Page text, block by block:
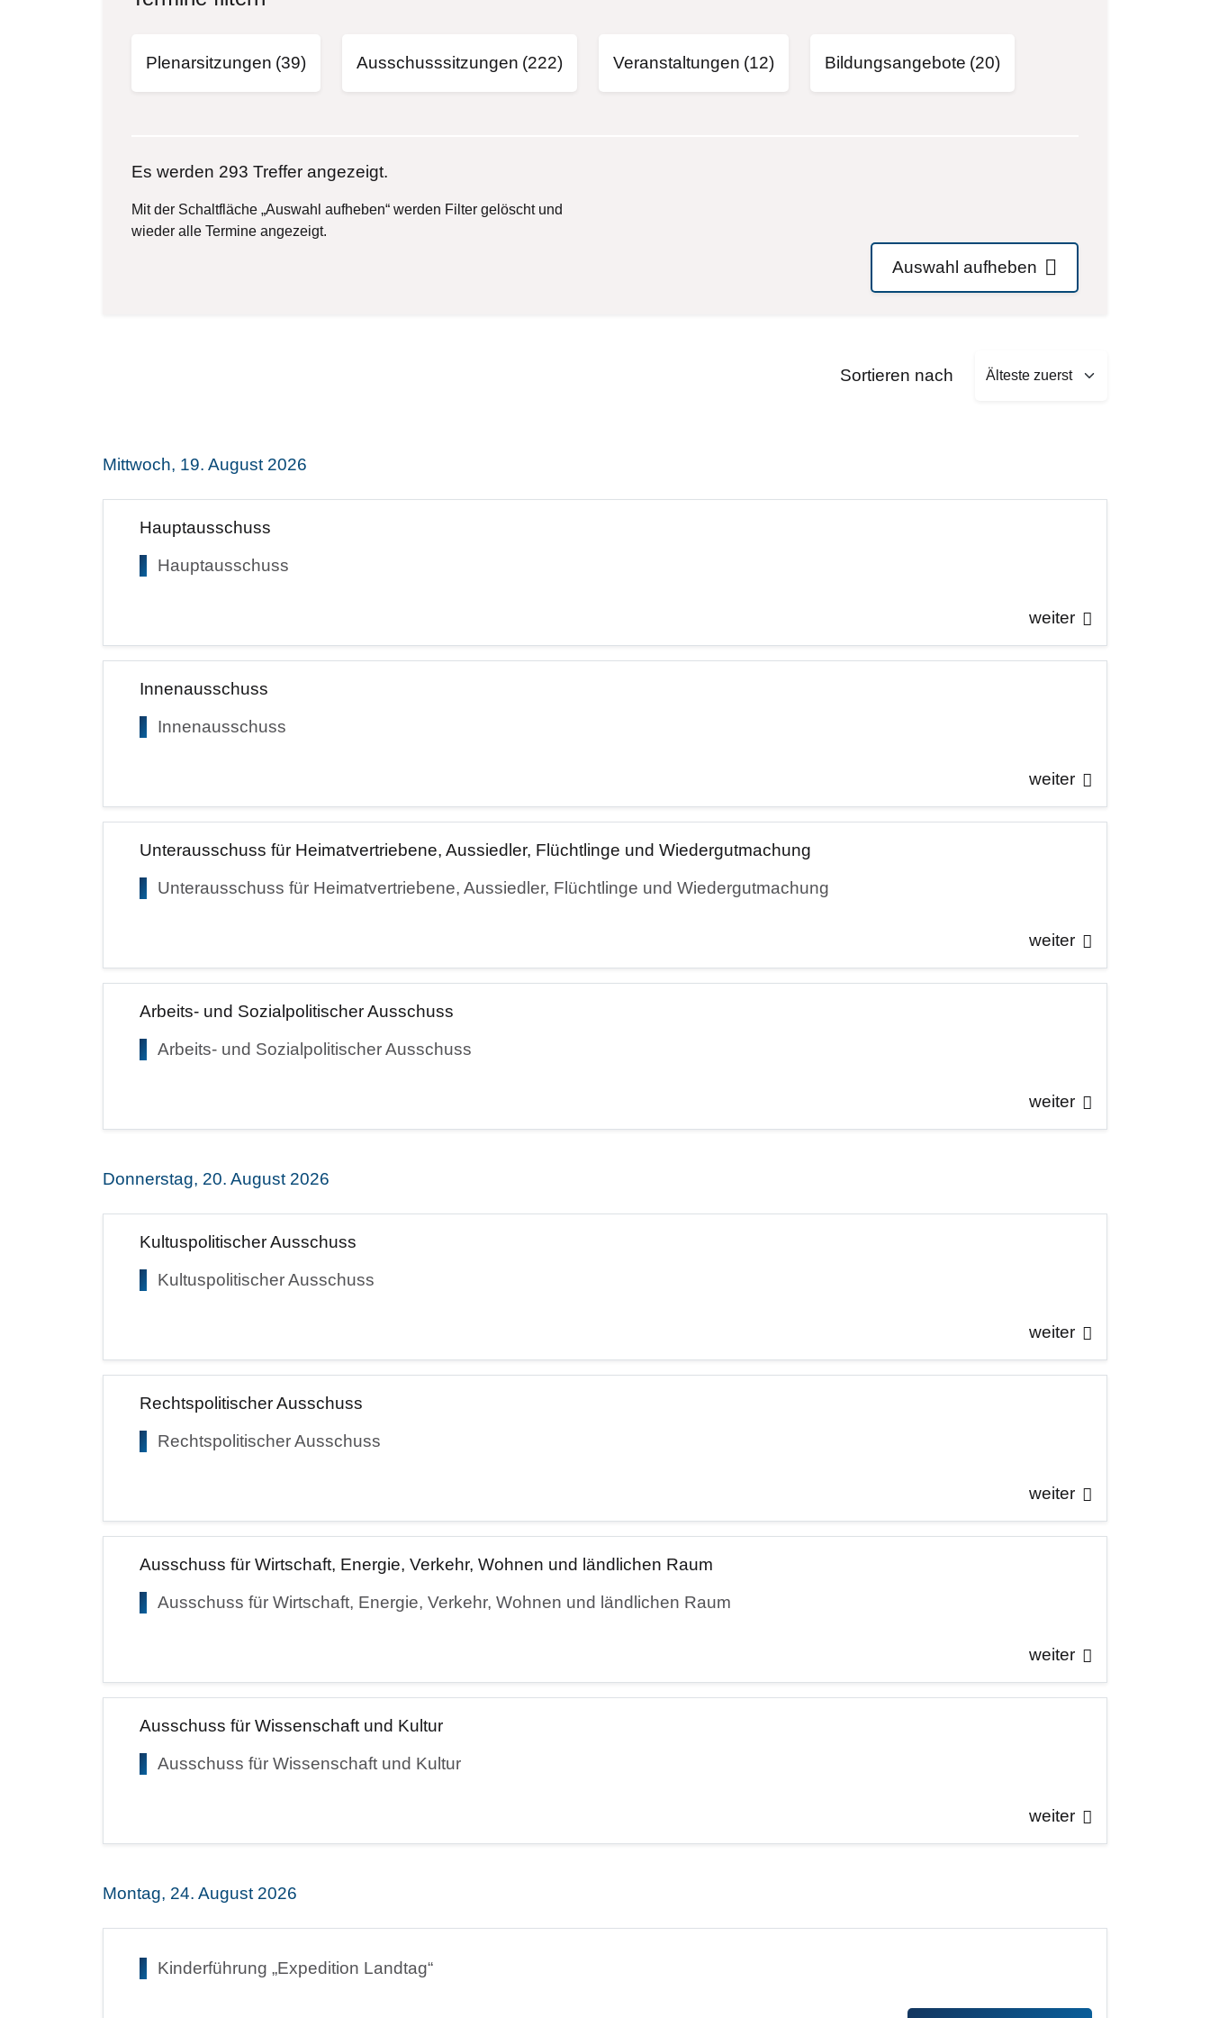
Plenarsitzungen (39) Ausschusssitzungen (222) Veranstaltungen (12) Bildungsangebote (20)
Es werden 293 Treffer angezeigt.
Mit der Schaltfläche „Auswahl aufheben“ werden Filter gelöscht und
wieder alle Termine angezeigt.
Auswahl aufheben
Sortieren nach
Mittwoch, 19. August 2026
Hauptausschuss
Hauptausschuss
weiter
Innenausschuss
Innenausschuss
weiter
Unterausschuss für Heimatvertriebene, Aussiedler, Flüchtlinge und Wiedergutmachung
Unterausschuss für Heimatvertriebene, Aussiedler, Flüchtlinge und Wiedergutmachung
weiter
Arbeits- und Sozialpolitischer Ausschuss
Arbeits- und Sozialpolitischer Ausschuss
weiter
Donnerstag, 20. August 2026
Kultuspolitischer Ausschuss
Kultuspolitischer Ausschuss
weiter
Rechtspolitischer Ausschuss
Rechtspolitischer Ausschuss
weiter
Ausschuss für Wirtschaft, Energie, Verkehr, Wohnen und ländlichen Raum
Ausschuss für Wirtschaft, Energie, Verkehr, Wohnen und ländlichen Raum
weiter
Ausschuss für Wissenschaft und Kultur
Ausschuss für Wissenschaft und Kultur
weiter
Montag, 24. August 2026
Kinderführung „Expedition Landtag“